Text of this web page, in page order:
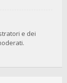
e dei